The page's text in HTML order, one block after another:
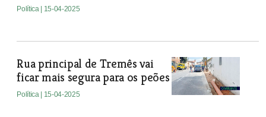
Política | 15-04-2025
Rua principal de Tremês vai
ficar mais segura para os peões
Política | 15-04-2025